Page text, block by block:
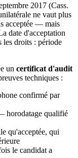
2017 (Cass.
ne vaut plus
acceptée — mais
date d'acceptation
les droits : période
un certificat d'audit
techniques :
confirmé par
horodatage qualifié
qu'acceptée, qui
le candidat a